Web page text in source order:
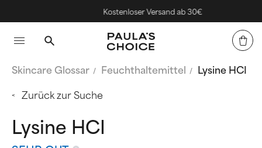
Kostenloser Versand ab 30€
Skincare Glossar ‌Feuchthaltemittel
Lysine HCI
Zurück zur Suche
Lysine HCI